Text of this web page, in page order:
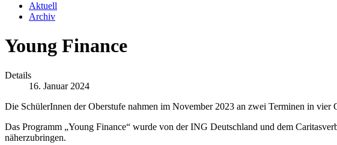
Aktuell
Archiv
Young Finance
Details
16. Januar 2024
Die SchülerInnen der Oberstufe nahmen im November 2023 an zwei Terminen in vier
Das Programm „Young Finance“ wurde von der ING Deutschland und dem
näherzubringen.